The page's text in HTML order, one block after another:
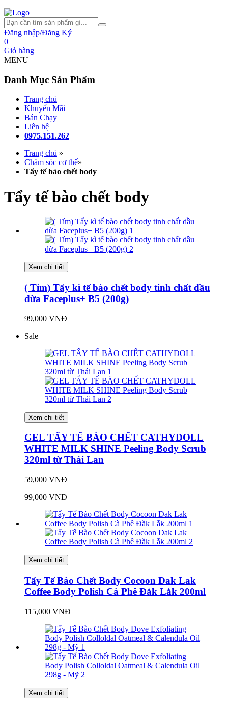
Đăng nhập/Đăng Ký
0
Giỏ hàng
MENU
Danh Mục Sản Phẩm
Trang chủ
Khuyến Mãi
Bán Chạy
Liên hệ
0975.151.262
Trang chủ »
Chăm sóc cơ thể»
Tẩy tế bào chết body
Tẩy tế bào chết body
Xem chi tiết
( Tím) Tẩy kì tế bào chết body tinh chất dầu
dừa Faceplus+ B5 (200g)
99,000 VNĐ
Sale
Xem chi tiết
GEL TẨY TẾ BÀO CHẾT CATHYDOLL
WHITE MILK SHINE Peeling Body Scrub
320ml từ Thái Lan
59,000 VNĐ
99,000 VNĐ
Xem chi tiết
Tẩy Tế Bào Chết Body Cocoon Dak Lak
Coffee Body Polish Cà Phê Đắk Lắk 200ml
115,000 VNĐ
Xem chi tiết